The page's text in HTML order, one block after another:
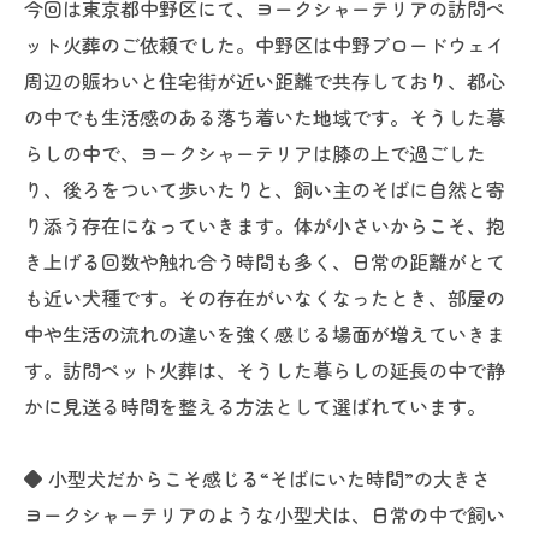
今回は東京都中野区にて、ヨークシャーテリアの訪問ペ
ット火葬のご依頼でした。中野区は中野ブロードウェイ
周辺の賑わいと住宅街が近い距離で共存しており、都心
の中でも生活感のある落ち着いた地域です。そうした暮
らしの中で、ヨークシャーテリアは膝の上で過ごした
り、後ろをついて歩いたりと、飼い主のそばに自然と寄
り添う存在になっていきます。体が小さいからこそ、抱
き上げる回数や触れ合う時間も多く、日常の距離がとて
も近い犬種です。その存在がいなくなったとき、部屋の
中や生活の流れの違いを強く感じる場面が増えていきま
す。訪問ペット火葬は、そうした暮らしの延長の中で静
かに見送る時間を整える方法として選ばれています。
◆ 小型犬だからこそ感じる“そばにいた時間”の大きさ
ヨークシャーテリアのような小型犬は、日常の中で飼い